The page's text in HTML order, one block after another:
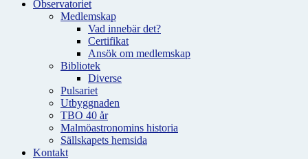
Observatoriet
Medlemskap
Vad innebär det?
Certifikat
Ansök om medlemskap
Bibliotek
Diverse
Pulsariet
Utbyggnaden
TBO 40 år
Malmöastronomins historia
Sällskapets hemsida
Kontakt